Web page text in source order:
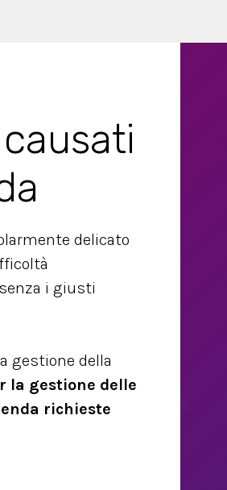
causati
delicato
i giusti
gestione della
la gestione delle
richieste